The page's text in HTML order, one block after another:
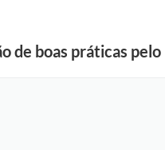
de boas práticas pelo